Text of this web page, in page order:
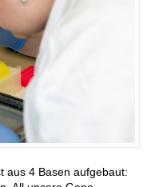
aus 4 Basen aufgebaut: